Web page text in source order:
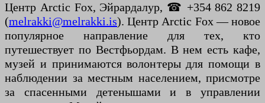
Центр Arctic Fox, Эйрардалур, ☎ +354 862 8219
(melrakki@melrakki.is). Центр Arctic Fox — новое
популярное направление для тех, кто
путешествует по Вестфьордам. В нем есть кафе,
музей и принимаются волонтеры для помощи в
наблюдении за местным населением, присмотре
за спасенными детенышами и в управлении